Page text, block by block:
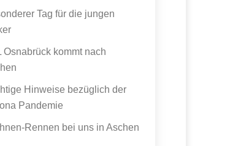
Tag für die jungen
Osnabrück kommt nach
Hinweise bezüglich der
Pandemie
Rennen bei uns in Aschen